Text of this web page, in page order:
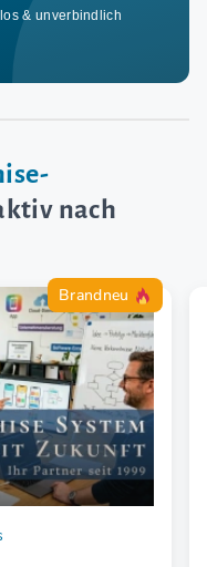
& unverbindlich
nach
Brandneu